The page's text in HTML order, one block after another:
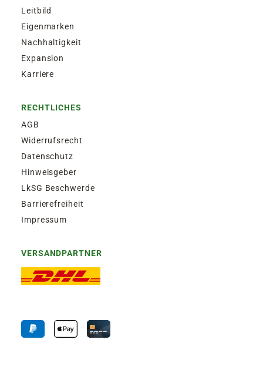
Leitbild
Eigenmarken
Nachhaltigkeit
Expansion
Karriere
RECHTLICHES
AGB
Widerrufsrecht
Datenschutz
Hinweisgeber
LkSG Beschwerde
Barrierefreiheit
Impressum
VERSANDPARTNER